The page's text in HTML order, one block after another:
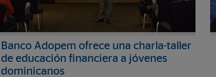
Banco Adopem ofrece una charla-taller
de educación financiera a jóvenes
dominicanos